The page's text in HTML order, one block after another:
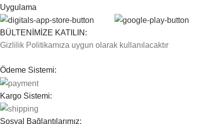
Uygulama
BÜLTENİMİZE KATILIN:
Gizlilik Politikamıza uygun olarak kullanılacaktır
Ödeme Sistemi:
Kargo Sistemi:
Sosyal Bağlantılarımız: